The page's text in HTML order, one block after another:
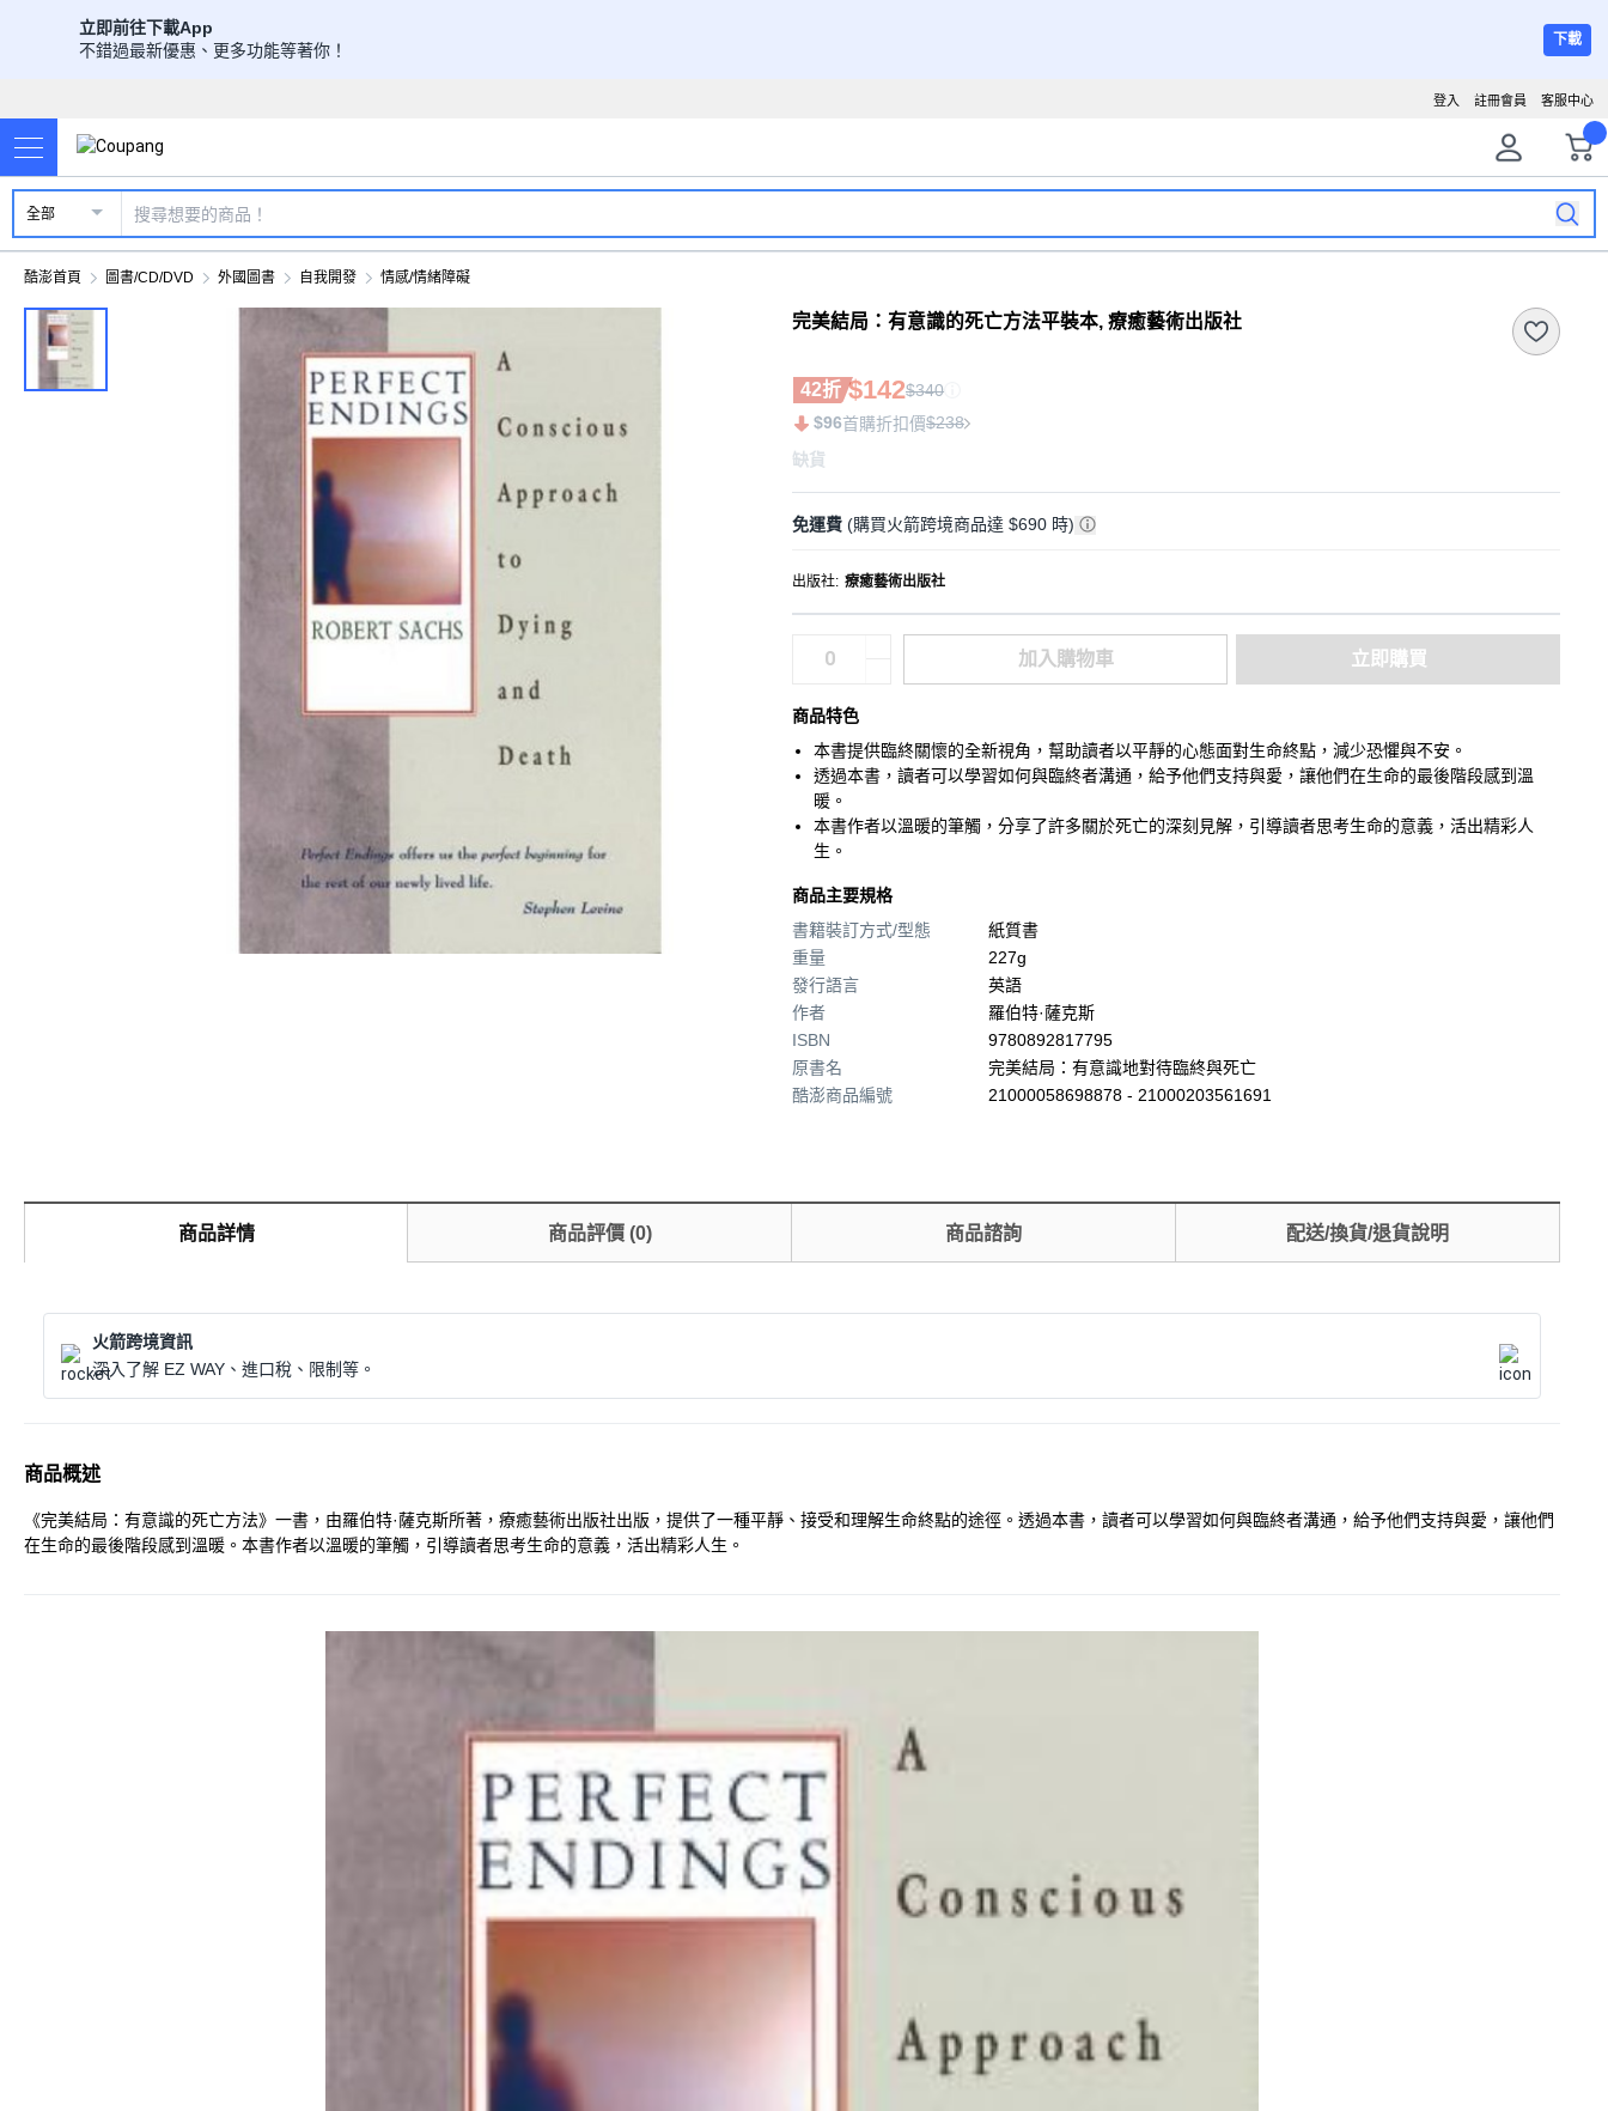
立即前往下載App
不錯過最新優惠、更多功能等著你！
下載
客服中心
註冊會員
登入
全部
酷澎首頁 圖書/CD/DVD 外國圖書 自我開發 情感/情緒障礙
完美結局：有意識的死亡方法平裝本, 療癒藝術出版社
42折 $142$340
$96首購折扣價$238
缺貨
免運費 (購買火箭跨境商品達 $690 時)
出版社: 療癒藝術出版社
加入購物車 立即購買
商品特色
本書提供臨終關懷的全新視角，幫助讀者以平靜的心態面對生命終點，減少恐懼與不安。
透過本書，讀者可以學習如何與臨終者溝通，給予他們支持與愛，讓他們在生命的最後階段感到溫
暖。
本書作者以溫暖的筆觸，分享了許多關於死亡的深刻見解，引導讀者思考生命的意義，活出精彩人
生。
商品主要規格
書籍裝訂方式/型態
紙質書
重量
227g
發行語言
英語
作者
羅伯特·薩克斯
ISBN
9780892817795
原書名
完美結局：有意識地對待臨終與死亡
酷澎商品編號
21000058698878 - 21000203561691
商品詳情 商品評價(0) 商品諮詢 配送/換貨/退貨說明
火箭跨境資訊
深入了解 EZ WAY、進口稅、限制等。
商品概述
《完美結局：有意識的死亡方法》一書，由羅伯特·薩克斯所著，療癒藝術出版社出版，提供了一種平靜、接受和理解生命終點的途徑。透過本書，讀者可以學習如何與臨終者溝通，給予他們支持與愛，讓他們
在生命的最後階段感到溫暖。本書作者以溫暖的筆觸，引導讀者思考生命的意義，活出精彩人生。